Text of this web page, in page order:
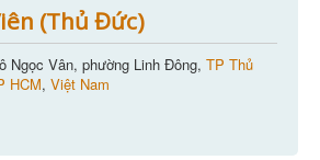
(Thủ Đức)
Ngọc Vân, phường Linh Đông, TP Thủ
HCM, Việt Nam